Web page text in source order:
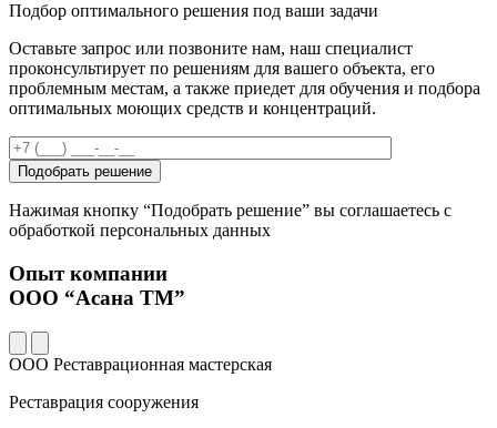
Подбор оптимального решения под ваши задачи
Оставьте запрос или позвоните нам, наш специалист
проконсультирует по решениям для вашего объекта, его
проблемным местам, а также приедет для обучения и подбора
оптимальных моющих средств и концентраций.
Нажимая кнопку “Подобрать решение” вы соглашаетесь с
обработкой персональных данных
Опыт компании
ООО “Асана ТМ”
ООО Реставрационная мастерская
Реставрация сооружения